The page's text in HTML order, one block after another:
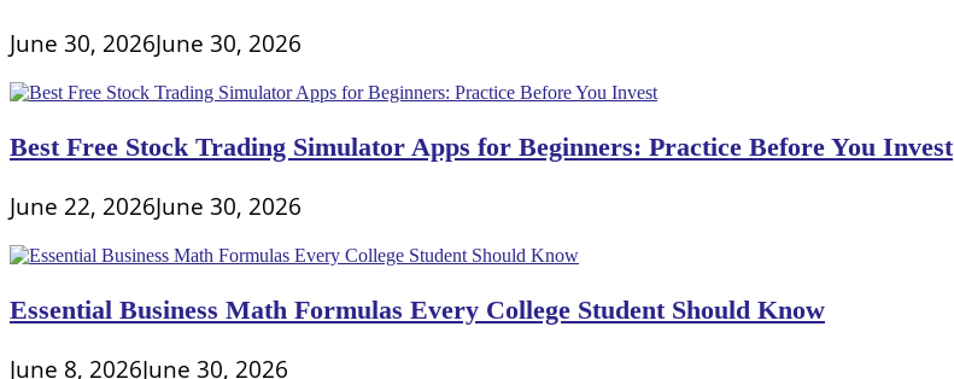
June 30, 2026June 30, 2026
Best Free Stock Trading Simulator Apps for Beginners: Practice Before You Invest
June 22, 2026June 30, 2026
Essential Business Math Formulas Every College Student Should Know
June 8, 2026June 30, 2026